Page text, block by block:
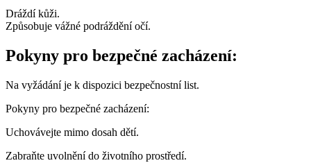
Dráždí kůži.
Způsobuje vážné podráždění očí.
Pokyny pro bezpečné zacházení:
Na vyžádání je k dispozici bezpečnostní list.
Pokyny pro bezpečné zacházení:
Uchovávejte mimo dosah dětí.
Zabraňte uvolnění do životního prostředí.